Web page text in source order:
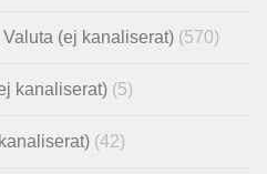
(ej kanaliserat) (570)
kanaliserat) (5)
(42)